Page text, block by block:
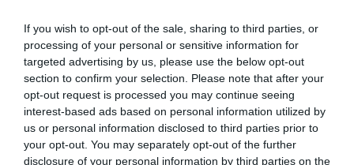
If you wish to opt-out of the sale, sharing to third parties, or
processing of your personal or sensitive information for
targeted advertising by us, please use the below opt-out
section to confirm your selection. Please note that after your
opt-out request is processed you may continue seeing
interest-based ads based on personal information utilized by
us or personal information disclosed to third parties prior to
your opt-out. You may separately opt-out of the further
disclosure of your personal information by third parties on the
— Marc (@Marcvondem)October 25, 2020
Kritičen je bil tudi do Trumpovih napovedi, da
bozaščitil ZDA pred pandemijo.
Osem mesecevsmo že sredi pandemije,
število novih primerov papodira rekorde